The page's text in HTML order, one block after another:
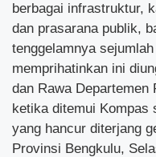
berbagai infrastruktur,
dan prasarana publik,
tenggelamnya
memprihatinkan ini
dan Rawa Departemen
ketika ditemui Kompas
yang hancur diterjang
Provinsi Bengkulu,